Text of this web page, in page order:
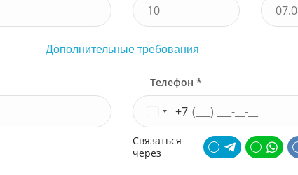
Дополнительные требования
Телефон *
+7
Связаться
через